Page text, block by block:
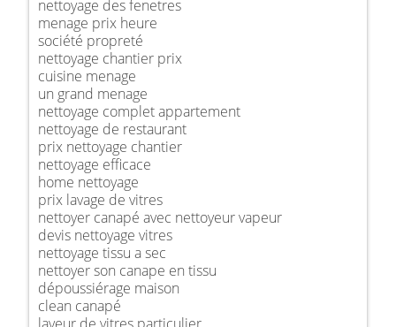
nettoyage des fenetres
menage prix heure
société propreté
nettoyage chantier prix
cuisine menage
un grand menage
nettoyage complet appartement
nettoyage de restaurant
prix nettoyage chantier
nettoyage efficace
home nettoyage
prix lavage de vitres
nettoyer canapé avec nettoyeur vapeur
devis nettoyage vitres
nettoyage tissu a sec
nettoyer son canape en tissu
dépoussiérage maison
clean canapé
laveur de vitres particulier